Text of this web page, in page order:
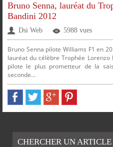
Bruno Senna, lauréat du
Bandini 2012
Dsi Web 5988 vues
Bruno Senna pilote Williams F1 en
lauréat du célèbre Trophée Lorenzo
pilote le plus prometteur de la
seconde...
CHERCHER UN ARTICLE